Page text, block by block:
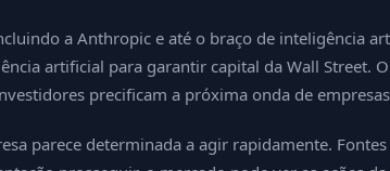
a Anthropic e até o braço de inteligência
artificial para garantir capital da Wall Street.
precificam a próxima onda de
parece determinada a agir rapidamente.